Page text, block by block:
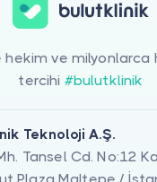
hekim ve milyonlarca
tercihi #bulutklinik
Teknoloji A.Ş.
Tansel Cd. No:12
Plaza Maltepe /